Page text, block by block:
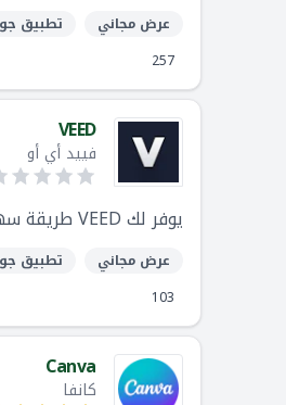
عرض مجاني
تطبيق
257
VEED
فييد أي أو
يوفر لك VEED طريقة سهلة لإنشاء مقاطع فيديو مذهلة وإضافة ترجمات و تأثيرات بصورة إحترافية من متصفح الويب الخاص بك.
عرض مجاني
تطبيق
103
Canva
كانفا